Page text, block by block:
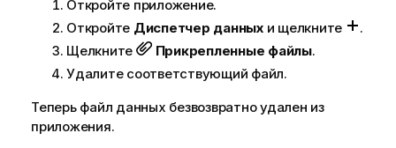
Откройте приложение.
Откройте Диспетчер данныхи щелкните
.
Щелкните
Прикрепленные файлы.
Удалите соответствующий файл.
Теперь файл данных безвозвратно удален из
приложения.